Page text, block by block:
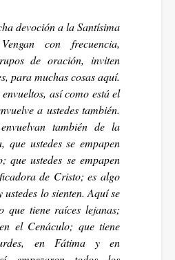
devoción a la Santísima
con frecuencia,
de oración, inviten
para muchas cosas aquí.
envueltos, así como está el
a ustedes también.
también de la
que ustedes se empapen
que ustedes se empapen
de Cristo; es algo
ustedes lo sienten. Aquí se
que tiene raíces lejanas;
el Cenáculo; que tiene
en Fátima y en